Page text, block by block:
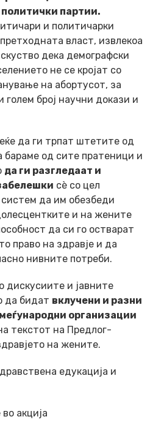
партии.
и политичарки
власт, извлекоа
дека демографски
не се кројат со
на абортусот, за
голем број научни докази и
да ги трпат штетите од
бараме од сите пратеници и
да ги разгледаат и
сѐ со цел
да им обезбеди
и на жените
да си го остварат
право на здравје и да
нивните потреби.
дискусиите и јавните
да бидат вклучени и разни
организации
текстот на Предлог-
на жените.
едукација и
акција